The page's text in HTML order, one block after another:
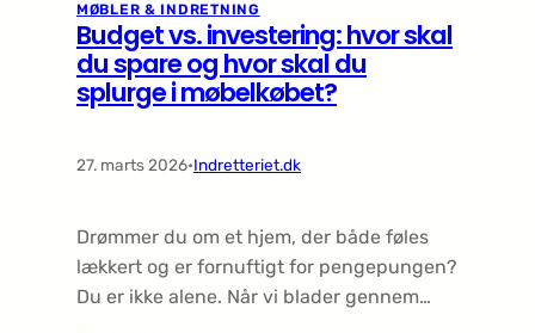
MØBLER & INDRETNING
Budget vs. investering: hvor skal
du spare og hvor skal du
splurge i møbelkøbet?
27. marts 2026•Indretteriet.dk
Drømmer du om et hjem, der både føles
lækkert og er fornuftigt for pengepungen?
Du er ikke alene. Når vi blader gennem…